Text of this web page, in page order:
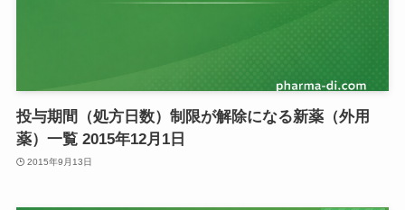
投与期間（処方日数）制限が解除になる新薬（外用
薬）一覧 2015年12月1日
2015年9月13日